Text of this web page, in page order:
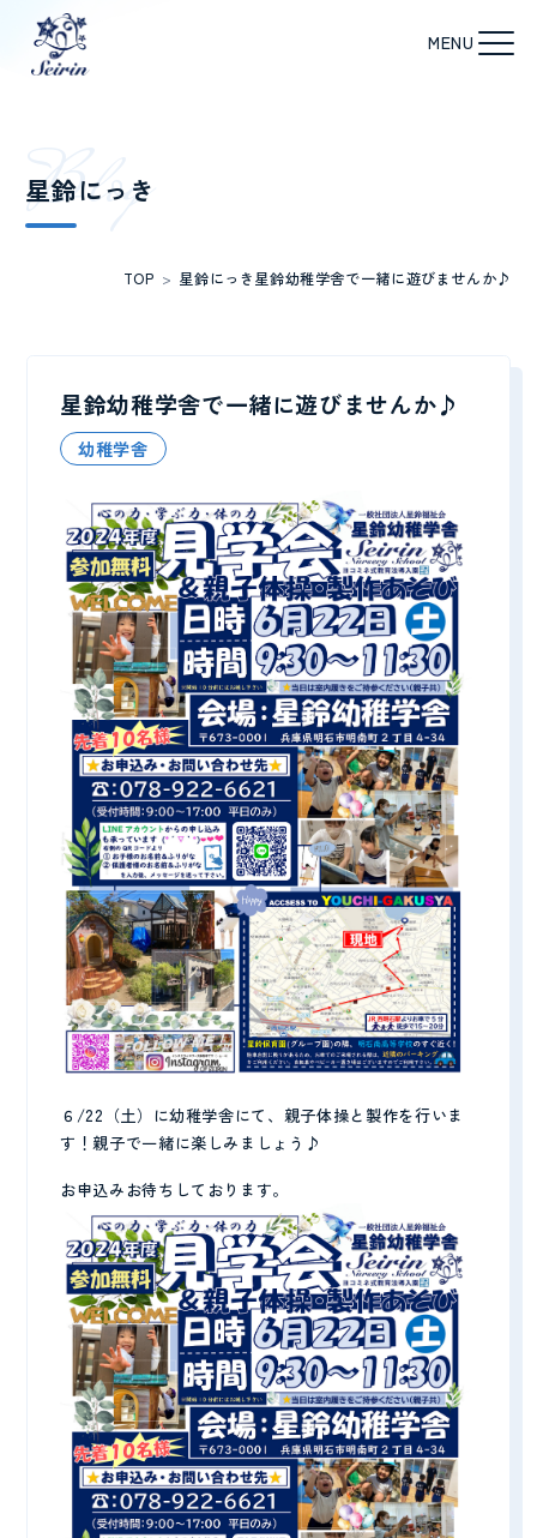
CONTACT
見学予約・お問い合わせ
プライバシーポリシー
Blog
星鈴にっき
TOP > 星鈴にっき星鈴幼稚学舎で一緒に遊びませんか♪
星鈴幼稚学舎で一緒に遊びませんか♪
幼稚学舎
６/22（土）に幼稚学舎にて、親子体操と製作を行いま
す！親子で一緒に楽しみましょう♪
お申込みお待ちしております。